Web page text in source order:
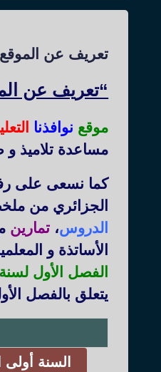
تعريف عن الموقع
“تعريف عن
موقع نوافذنا
مساعدة تلاميذ و
كما نسعى على
الجزائري من
الدروس، تمارين
الأساتذة و
الفصل الأول لسنة 2020
يتعلق بالفصل
السنة أولى